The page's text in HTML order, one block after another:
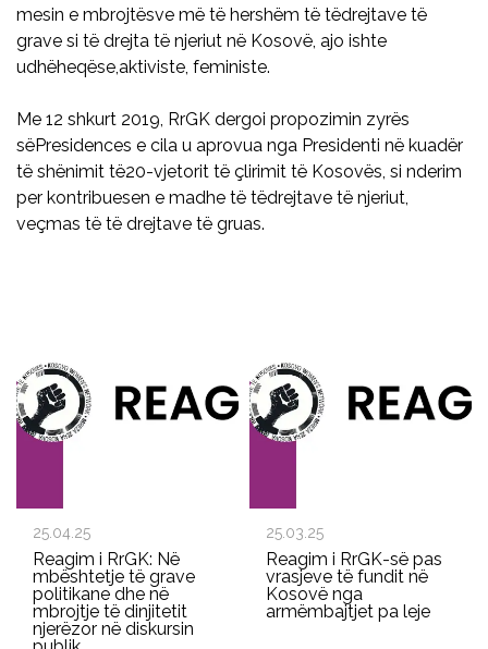
mesin e mbrojtësve më të hershëm të tëdrejtave të
grave si të drejta të njeriut në Kosovë, ajo ishte
udhëheqëse,aktiviste, feministe.
Me 12 shkurt 2019, RrGK dergoi propozimin zyrës
sëPresidences e cila u aprovua nga Presidenti në kuadër
të shënimit të20-vjetorit të çlirimit të Kosovës, si nderim
per kontribuesen e madhe të tëdrejtave të njeriut,
veçmas të të drejtave të gruas.
25.04.25
Reagim i RrGK: Në
mbështetje të grave
politikane dhe në
mbrojtje të dinjitetit
njerëzor në diskursin
25.03.25
Reagim i RrGK-së pas
vrasjeve të fundit në
Kosovë nga
armëmbajtjet pa leje